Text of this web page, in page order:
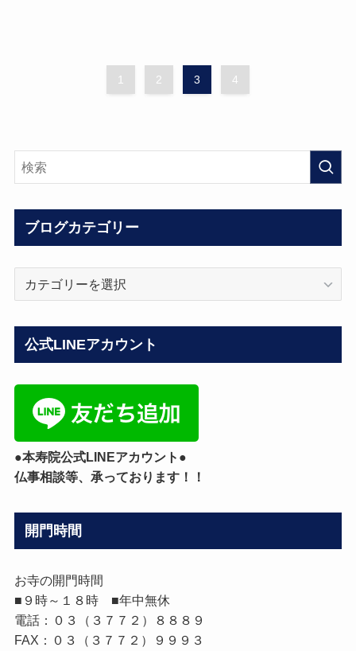
1 2 3 4
ブログカテゴリー
公式LINEアカウント
●本寿院公式LINEアカウント●
仏事相談等、承っております！！
開門時間
お寺の開門時間
■９時～１８時 ■年中無休
電話：０３（３７７２）８８８９
FAX：０３（３７７２）９９９３